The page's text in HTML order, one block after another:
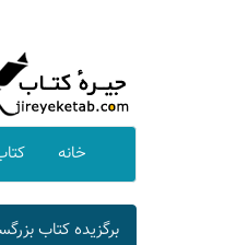
خانه
برگزیده كتاب